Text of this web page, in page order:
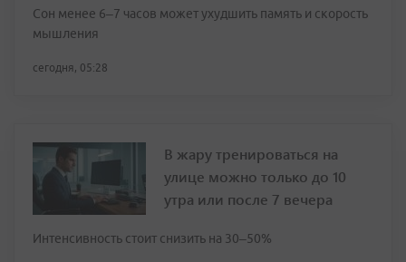
Сон менее 6–7 часов может ухудшить память и скорость
мышления
сегодня, 05:28
В жару тренироваться на
улице можно только до 10
утра или после 7 вечера
Интенсивность стоит снизить на 30–50%